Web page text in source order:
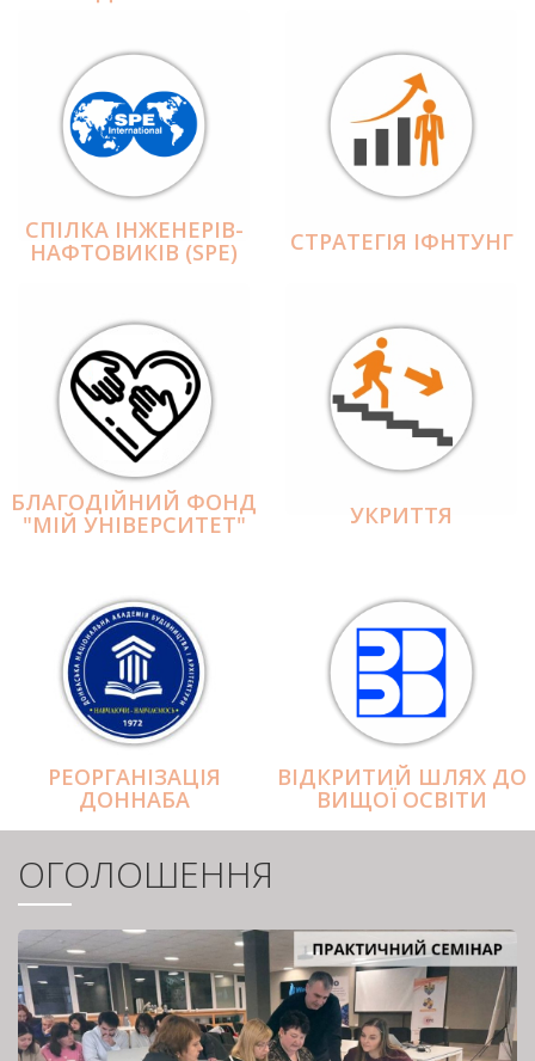
СПІЛКА ІНЖЕНЕРІВ-
НАФТОВИКІВ (SPE) СТРАТЕГІЯ ІФНТУНГ
БЛАГОДІЙНИЙ ФОНД
"МІЙ УНІВЕРСИТЕТ" УКРИТТЯ
РЕОРГАНІЗАЦІЯ
ДОННАБА
ВІДКРИТИЙ ШЛЯХ ДО
ВИЩОЇ ОСВІТИ
ОГОЛОШЕННЯ